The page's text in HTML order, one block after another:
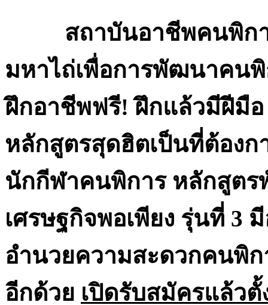
สถาบันอาชีพคนพิกา
มหาไถ่เพื่อการพัฒนาคน
ฝึกอาชีพฟรี! ฝึกแล้วมีฝีมื
หลักสูตรสุดฮิตเป็นที่ต้อง
นักกีฬาคนพิการ หลักสูต
เศรษฐกิจพอเพียง รุ่นที่ 3
อำนวยความสะดวกคนพิ
อีกด้วย เปิดรับสมัครแล้ว